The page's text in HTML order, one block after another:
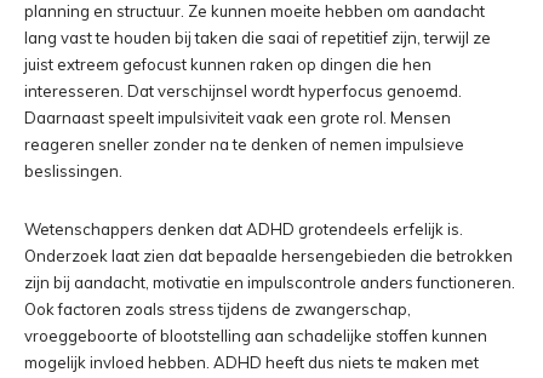
planning en structuur. Ze kunnen moeite hebben om aandacht
lang vast te houden bij taken die saai of repetitief zijn, terwijl ze
juist extreem gefocust kunnen raken op dingen die hen
interesseren. Dat verschijnsel wordt hyperfocus genoemd.
Daarnaast speelt impulsiviteit vaak een grote rol. Mensen
reageren sneller zonder na te denken of nemen impulsieve
beslissingen.
Wetenschappers denken dat ADHD grotendeels erfelijk is.
Onderzoek laat zien dat bepaalde hersengebieden die betrokken
zijn bij aandacht, motivatie en impulscontrole anders functioneren.
Ook factoren zoals stress tijdens de zwangerschap,
vroeggeboorte of blootstelling aan schadelijke stoffen kunnen
mogelijk invloed hebben. ADHD heeft dus niets te maken met